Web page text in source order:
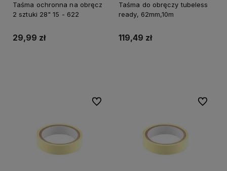
Taśma ochronna na obręcz
2 sztuki 28" 15 - 622
29,99 zł
Taśma do obręczy tubeless
ready, 62mm,10m
119,49 zł
Do ulubionych Do